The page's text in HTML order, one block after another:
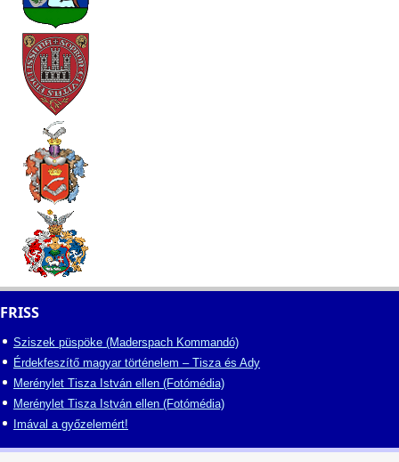
FRISS
Sziszek püspöke (Maderspach Kommandó)
Érdekfeszítő magyar történelem – Tisza és Ady
Merénylet Tisza István ellen (Fotómédia)
Merénylet Tisza István ellen (Fotómédia)
Imával a győzelemért!